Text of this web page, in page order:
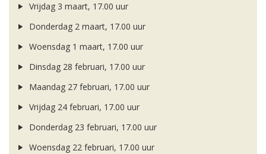
Vrijdag 3 maart, 17.00 uur
Donderdag 2 maart, 17.00 uur
Woensdag 1 maart, 17.00 uur
Dinsdag 28 februari, 17.00 uur
Maandag 27 februari, 17.00 uur
Vrijdag 24 februari, 17.00 uur
Donderdag 23 februari, 17.00 uur
Woensdag 22 februari, 17.00 uur